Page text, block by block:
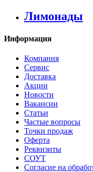
Лимонады
Информация
Компания
Сервис
Доставка
Акции
Новости
Вакансии
Статьи
Частые вопросы
Точки продаж
Оферта
Реквизиты
СОУТ
Согласие на